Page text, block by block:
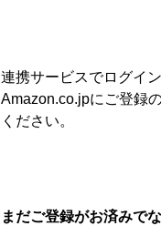
連携サービスでログイ
Amazon.co.jpにご登録
ください。
まだご登録がお済みで